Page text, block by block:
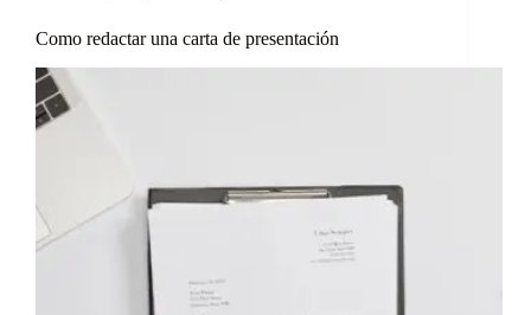
Como redactar una carta de presentación